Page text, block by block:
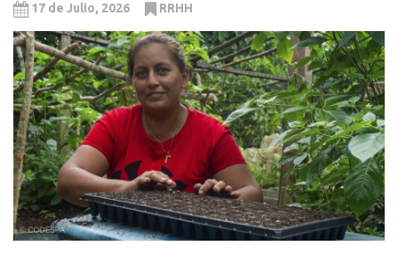
17 de Julio, 2026 RRHH